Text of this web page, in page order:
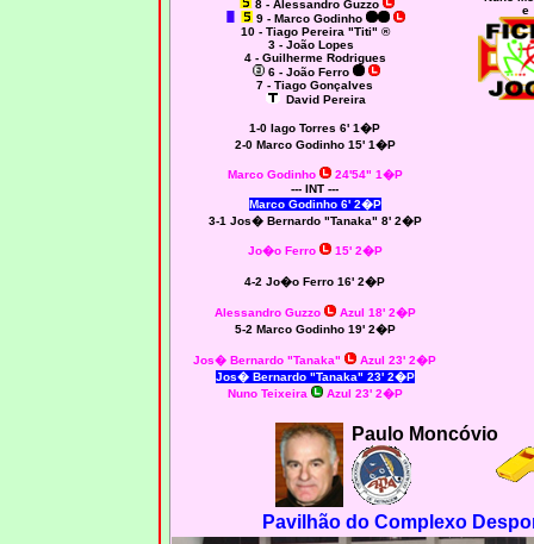
8 - Alessandro Guzzo
9 - Marco Godinho
10 - Tiago Pereira "Titi" ®
3 - João Lopes
4 - Guilherme Rodrigues
6 - João Ferro
7 - Tiago Gonçalves
David Pereira
1-0 Iago Torres 6' 1�P
2-0 Marco Godinho 15' 1�P
Marco Godinho
24'54" 1�P
--- INT ---
Marco Godinho 6' 2�P
3-1 Jos� Bernardo "Tanaka" 8' 2�P
Jo�o Ferro 15' 2�P
4-2 Jo�o Ferro 16' 2�P
Alessandro Guzzo
Azul 18' 2�P
5-2 Marco Godinho 19' 2�P
Jos� Bernardo "Tanaka"
Azul 23' 2�P
Jos� Bernardo "Tanaka" 23' 2�P
Nuno Teixeira
Azul 23' 2�P
e
Paulo Moncóvio
Pavilhão do Complexo